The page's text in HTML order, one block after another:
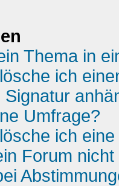
Thema in
ich
Umfrage?
ich
Forum